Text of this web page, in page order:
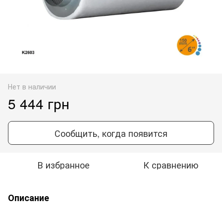
Нет в наличии
5 444 грн
Сообщить, когда появится
В избранное К сравнению
Описание